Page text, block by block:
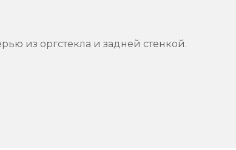
из оргстекла и задней стенкой.